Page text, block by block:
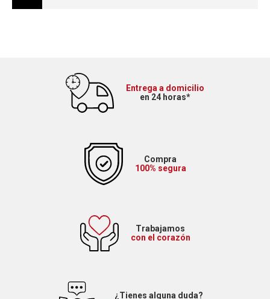
Entrega a domicilio
en 24 horas*
Compra
100% segura
Trabajamos
con el corazón
¿Tienes alguna duda?